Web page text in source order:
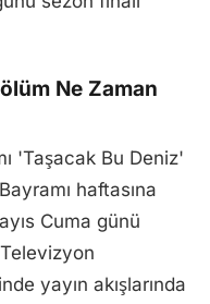
Ne Zaman
'Taşacak Bu Deniz'
haftasına
Cuma günü
yayın akışlarında